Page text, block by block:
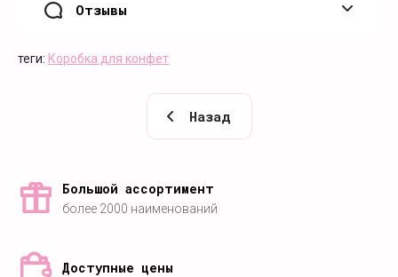
Отзывы
теги: Коробка для конфет
Назад
Большой ассортимент
более 2000 наименований
Доступные цены